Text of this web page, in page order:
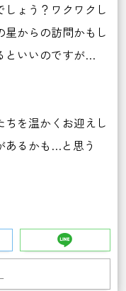
ょう？ワクワクし
からの訪問かもし
といいのですが…
を温かくお迎えし
あるかも…と思う